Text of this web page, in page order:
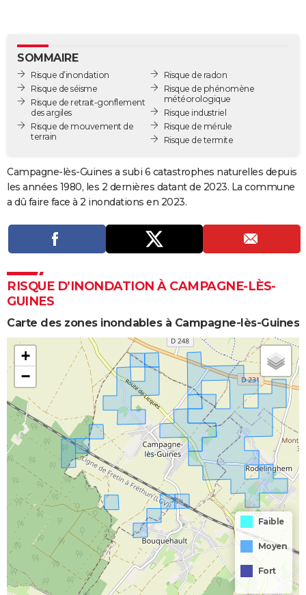
GUIDES D'ACHAT
BONS PLANS
CARTE DE VOEUX
Carte de Noël
Carte Bonne année
Carte Saint-Valentin
Carte Pâques
Carte d'anniversaire
DICTIONNAIRE
COPAINS D'AVANT
S'inscrire
Se connecter
Lycées
Collèges
Primaires
Universités
Entreprises
Service militaire
Avis de recherche
SOMMAIRE
Risque d’inondation
Risque de séisme
Risque de retrait-gonflement
des argiles
Risque de mouvement de
terrain
Risque de radon
Risque de phénomène
météorologique
Risque industriel
Risque de mérule
Risque de termite
Campagne-lès-Guines a subi 6 catastrophes naturelles depuis
les années 1980, les 2 dernières datant de 2023. La commune
a dû faire face à 2 inondations en 2023.
RISQUE D’INONDATION À CAMPAGNE-LÈS-
GUINES
Carte des zones inondables à Campagne-lès-Guines
+
−
Faible
Moyen
Fort